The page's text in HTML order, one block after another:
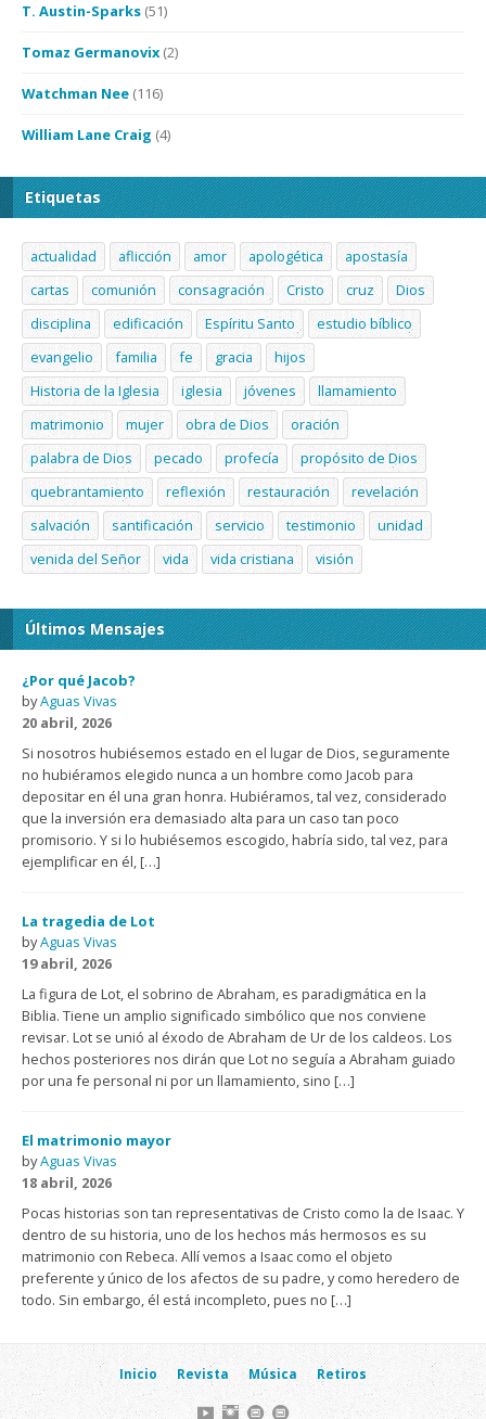
T. Austin-Sparks (51)
Tomaz Germanovix (2)
Watchman Nee (116)
William Lane Craig (4)
Etiquetas
actualidad aflicción amor apologética
apostasía
cartas
comunión consagración Cristo cruz
Dios
disciplina
edificación Espíritu Santo
estudio bíblico
evangelio
familia fe gracia
hijos
Historia de la Iglesia
iglesia jóvenes
llamamiento
matrimonio
mujer obra de Dios
oración
palabra de Dios
pecado profecía
propósito de Dios
quebrantamiento
reflexión restauración
revelación
salvación
santificación servicio testimonio
unidad
venida del Señor
vida vida cristiana visión
Últimos Mensajes
¿Por qué Jacob?
byAguas Vivas
20 abril, 2026
Si nosotros hubiésemos estado en el lugar de Dios, seguramente
no hubiéramos elegido nunca a un hombre como Jacob para
depositar en él una gran honra. Hubiéramos, tal vez, considerado
que la inversión era demasiado alta para un caso tan poco
promisorio. Y si lo hubiésemos escogido, habría sido, tal vez, para
ejemplificar en él, […]
La tragedia de Lot
byAguas Vivas
19 abril, 2026
La figura de Lot, el sobrino de Abraham, es paradigmática en la
Biblia. Tiene un amplio significado simbólico que nos conviene
revisar. Lot se unió al éxodo de Abraham de Ur de los caldeos. Los
hechos posteriores nos dirán que Lot no seguía a Abraham guiado
por una fe personal ni por un llamamiento, sino […]
El matrimonio mayor
byAguas Vivas
18 abril, 2026
Pocas historias son tan representativas de Cristo como la de Isaac. Y
dentro de su historia, uno de los hechos más hermosos es su
matrimonio con Rebeca. Allí vemos a Isaac como el objeto
preferente y único de los afectos de su padre, y como heredero de
todo. Sin embargo, él está incompleto, pues no […]
Inicio Revista Música Retiros